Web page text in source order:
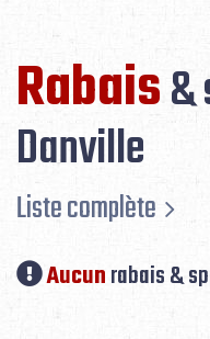
Rabais
Danville
Liste complète
Aucunrabais &